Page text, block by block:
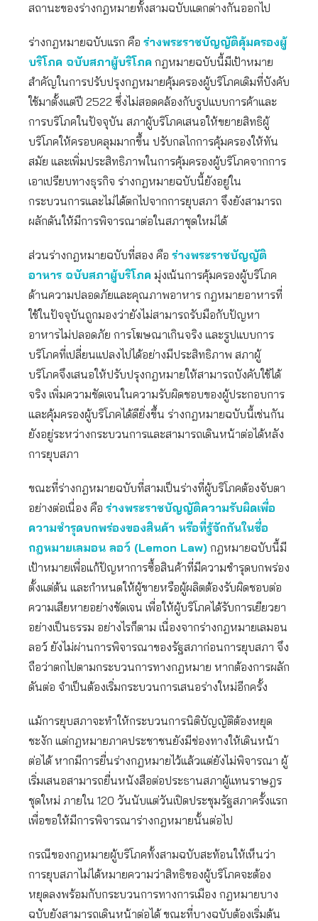
สถานะของร่างกฎหมายทั้งสามฉบับแตกต่างกันออกไป
ร่างกฎหมายฉบับแรก คือ ร่างพระราชบัญญัติคุ้มครองผู้
บริโภค ฉบับสภาผู้บริโภค กฎหมายฉบับนี้มีเป้าหมาย
สำคัญในการปรับปรุงกฎหมายคุ้มครองผู้บริโภคเดิมที่บังคับ
ใช้มาตั้งแต่ปี 2522 ซึ่งไม่สอดคล้องกับรูปแบบการค้าและ
การบริโภคในปัจจุบัน สภาผู้บริโภคเสนอให้ขยายสิทธิผู้
บริโภคให้ครอบคลุมมากขึ้น ปรับกลไกการคุ้มครองให้ทัน
สมัย และเพิ่มประสิทธิภาพในการคุ้มครองผู้บริโภคจากการ
เอาเปรียบทางธุรกิจ ร่างกฎหมายฉบับนี้ยังอยู่ใน
กระบวนการและไม่ได้ตกไปจากการยุบสภา จึงยังสามารถ
ผลักดันให้มีการพิจารณาต่อในสภาชุดใหม่ได้
ส่วนร่างกฎหมายฉบับที่สอง คือ ร่างพระราชบัญญัติ
อาหาร ฉบับสภาผู้บริโภค มุ่งเน้นการคุ้มครองผู้บริโภค
ด้านความปลอดภัยและคุณภาพอาหาร กฎหมายอาหารที่
ใช้ในปัจจุบันถูกมองว่ายังไม่สามารถรับมือกับปัญหา
อาหารไม่ปลอดภัย การโฆษณาเกินจริง และรูปแบบการ
บริโภคที่เปลี่ยนแปลงไปได้อย่างมีประสิทธิภาพ สภาผู้
บริโภคจึงเสนอให้ปรับปรุงกฎหมายให้สามารถบังคับใช้ได้
จริง เพิ่มความชัดเจนในความรับผิดชอบของผู้ประกอบการ
และคุ้มครองผู้บริโภคได้ดียิ่งขึ้น ร่างกฎหมายฉบับนี้เช่นกัน
ยังอยู่ระหว่างกระบวนการและสามารถเดินหน้าต่อได้หลัง
การยุบสภา
ขณะที่ร่างกฎหมายฉบับที่สามเป็นร่างที่ผู้บริโภคต้องจับตา
อย่างต่อเนื่อง คือ ร่างพระราชบัญญัติความรับผิดเพื่อ
ความชำรุดบกพร่องของสินค้า หรือที่รู้จักกันในชื่อ
กฎหมายเลมอน ลอว์ (Lemon Law) กฎหมายฉบับนี้มี
เป้าหมายเพื่อแก้ปัญหาการซื้อสินค้าที่มีความชำรุดบกพร่อง
ตั้งแต่ต้น และกำหนดให้ผู้ขายหรือผู้ผลิตต้องรับผิดชอบต่อ
ความเสียหายอย่างชัดเจน เพื่อให้ผู้บริโภคได้รับการเยียวยา
อย่างเป็นธรรม อย่างไรก็ตาม เนื่องจากร่างกฎหมายเลมอน
ลอว์ ยังไม่ผ่านการพิจารณาของรัฐสภาก่อนการยุบสภา จึง
ถือว่าตกไปตามกระบวนการทางกฎหมาย หากต้องการผลัก
ดันต่อ จำเป็นต้องเริ่มกระบวนการเสนอร่างใหม่อีกครั้ง
แม้การยุบสภาจะทำให้กระบวนการนิติบัญญัติต้องหยุด
ชะงัก แต่กฎหมายภาคประชาชนยังมีช่องทางให้เดินหน้า
ต่อได้ หากมีการยื่นร่างกฎหมายไว้แล้วแต่ยังไม่พิจารณา ผู้
เริ่มเสนอสามารถยื่นหนังสือต่อประธานสภาผู้แทนราษฎร
ชุดใหม่ ภายใน 120 วันนับแต่วันเปิดประชุมรัฐสภาครั้งแรก
เพื่อขอให้มีการพิจารณาร่างกฎหมายนั้นต่อไป
กรณีของกฎหมายผู้บริโภคทั้งสามฉบับสะท้อนให้เห็นว่า
การยุบสภาไม่ได้หมายความว่าสิทธิของผู้บริโภคจะต้อง
หยุดลงพร้อมกับกระบวนการทางการเมือง กฎหมายบาง
ฉบับยังสามารถเดินหน้าต่อได้ ขณะที่บางฉบับต้องเริ่มต้น